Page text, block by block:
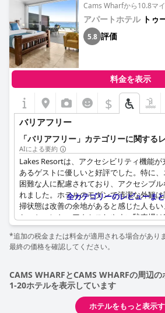
Cams Wharfから10.8マ
アパートホテル トゥ
5.8 評価
料金を表示
$
バリアフリー
「バリアフリー」カテゴリーに関する
AIによる要約
Lakes Resortは、アクセシビリティ機能
あるゲストに優しいと好評でした。特に
困難な人に配慮されており、アクセシブ
れました。ホテルのモダンで清潔な外観
掃状態は改善の余地があると感じた人も
ケーションと、アクセスしやすい駐車場は
た。スタッフは非常に親切で協力的で、
ました。ただし、トイレのドア周辺など
めに、一部のバスルームのデザインを見直
全カテゴリーのレビューま
*追加の税金または料金が適用される場合があり
最終の価格を確認してください。
CAMS WHARFとCAMS WHARFの周辺の
1-20ホテルを表示しています
ホテルをもっと表示